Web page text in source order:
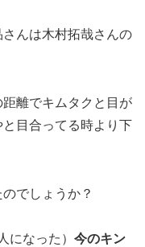
んは木村拓哉さんの
距離でキムタクと目が
目合ってる時より下
でしょうか？
になった） 今のキン